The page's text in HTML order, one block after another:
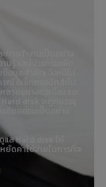
ารทำงานเป็นอย่าง
รู้ และโปรแกรมเพื่อ
ข้อมูลสำคัญ จึงหนีไม่
รณ์ อิเล็กทรอนิกส์ชิ้น
ายอย่างต่อเนื่อง และ
disk จะถูกบรรจุ
อียดอ่อนเป็นอย่าง
แล Hard disk ให้
ดค่าใช้จ่ายในการที่จะ